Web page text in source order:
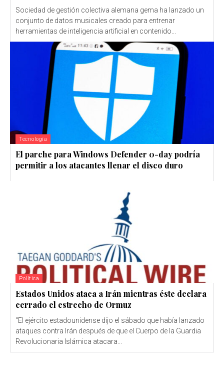
Sociedad de gestión colectiva alemana gema ha lanzado un
conjunto de datos musicales creado para entrenar
herramientas de inteligencia artificial en contenido...
Tecnología
El parche para Windows Defender 0-day podría
permitir a los atacantes llenar el disco duro
Política
Estados Unidos ataca a Irán mientras éste declara
cerrado el estrecho de Ormuz
"El ejército estadounidense dijo el sábado que había lanzado
ataques contra Irán después de que el Cuerpo de la Guardia
Revolucionaria Islámica atacara...